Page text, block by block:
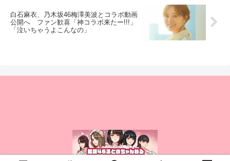
白石麻衣、乃木坂46梅澤美波とコラボ動画
公開へ ファン歓喜「神コラボ来たー!!!」
「泣いちゃうよこんなの」